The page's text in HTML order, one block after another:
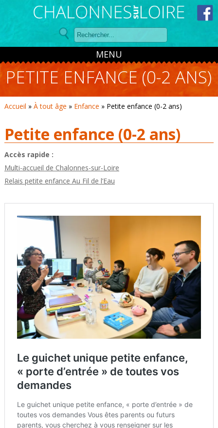
Panneau de gestion des cookies
MENU
PETITE ENFANCE (0-2 ANS)
Accueil » À tout âge » Enfance » Petite enfance (0-2 ans)
Petite enfance (0-2 ans)
Accès rapide :
Multi-accueil de Chalonnes-sur-Loire
Relais petite enfance Au Fil de l’Eau